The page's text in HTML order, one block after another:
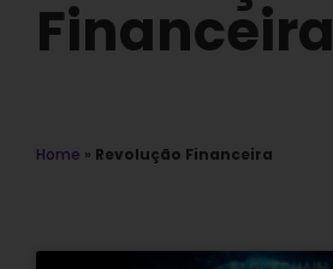
Financeira
Home » Revolução Financeira